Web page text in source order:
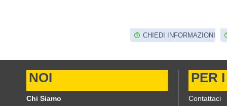
CHIEDI INFORMAZIONI CHIEDI
NOI
Chi Siamo
PER
Contattaci